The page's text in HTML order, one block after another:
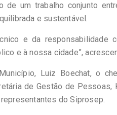
um trabalho conjunto
e sustentável.
e da responsabilidade
e à nossa cidade”,
Luiz Boechat, o
de Gestão de Pessoas,
do Siprosep.